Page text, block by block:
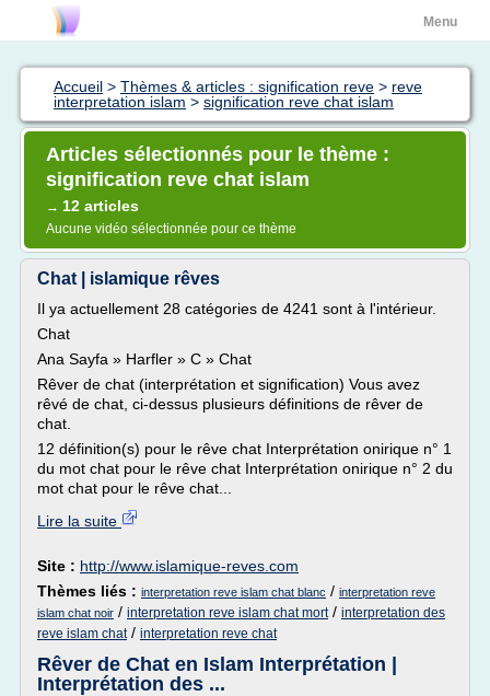
Menu
Accueil > Thèmes & articles : signification reve > reve
interpretation islam > signification reve chat islam
Articles sélectionnés pour le thème :
signification reve chat islam
→ 12 articles
Aucune vidéo sélectionnée pour ce thème
Chat | islamique rêves
Il ya actuellement 28 catégories de 4241 sont à l'intérieur.
Chat
Ana Sayfa » Harfler » C » Chat
Rêver de chat (interprétation et signification) Vous avez
rêvé de chat, ci-dessus plusieurs définitions de rêver de
chat.
12 définition(s) pour le rêve chat Interprétation onirique n° 1
du mot chat pour le rêve chat Interprétation onirique n° 2 du
mot chat pour le rêve chat...
Lire la suite
Site : http://www.islamique-reves.com
Thèmes liés : interpretation reve islam chat blanc / interpretation reve
islam chat noir / interpretation reve islam chat mort/ interpretation des
reve islam chat/ interpretation reve chat
Rêver de Chat en Islam Interprétation |
Interprétation des ...